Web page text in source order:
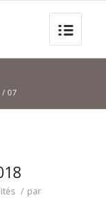
/ 07
/ par